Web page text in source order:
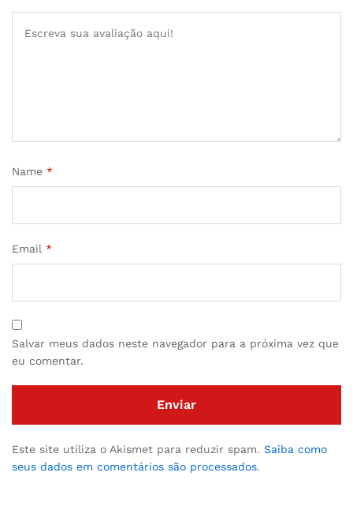
Name *
Email *
Salvar meus dados neste navegador para a próxima vez que
eu comentar.
Este site utiliza o Akismet para reduzir spam. Saiba como
seus dados em comentários são processados.